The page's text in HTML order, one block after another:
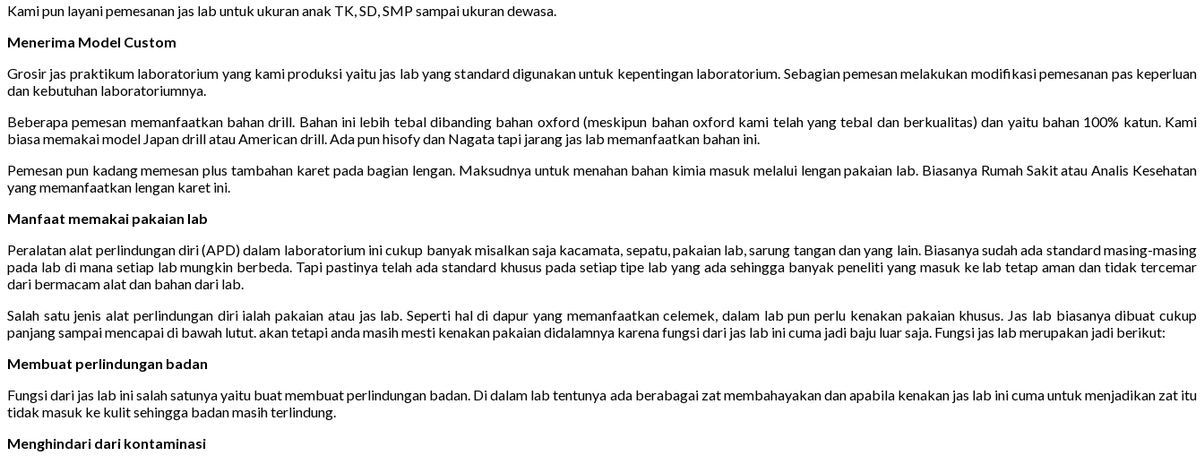
Kami pun layani pemesanan jas lab untuk ukuran anak TK, SD, SMP sampai ukuran dewasa.
Menerima Model Custom
Grosir jas praktikum laboratorium yang kami produksi yaitu jas lab yang standard digunakan untuk kepentingan laboratorium. Sebagian pemesan melakukan modifikasi pemesanan pas keperluan
dan kebutuhan laboratoriumnya.
Beberapa pemesan memanfaatkan bahan drill. Bahan ini lebih tebal dibanding bahan oxford (meskipun bahan oxford kami telah yang tebal dan berkualitas) dan yaitu bahan 100% katun. Kami
biasa memakai model Japan drill atau American drill. Ada pun hisofy dan Nagata tapi jarang jas lab memanfaatkan bahan ini.
Pemesan pun kadang memesan plus tambahan karet pada bagian lengan. Maksudnya untuk menahan bahan kimia masuk melalui lengan pakaian lab. Biasanya Rumah Sakit atau Analis Kesehatan
yang memanfaatkan lengan karet ini.
Manfaat memakai pakaian lab
Peralatan alat perlindungan diri (APD) dalam laboratorium ini cukup banyak misalkan saja kacamata, sepatu, pakaian lab, sarung tangan dan yang lain. Biasanya sudah ada standard masing-masing
pada lab di mana setiap lab mungkin berbeda. Tapi pastinya telah ada standard khusus pada setiap tipe lab yang ada sehingga banyak peneliti yang masuk ke lab tetap aman dan tidak tercemar
dari bermacam alat dan bahan dari lab.
Salah satu jenis alat perlindungan diri ialah pakaian atau jas lab. Seperti hal di dapur yang memanfaatkan celemek, dalam lab pun perlu kenakan pakaian khusus. Jas lab biasanya dibuat cukup
panjang sampai mencapai di bawah lutut. akan tetapi anda masih mesti kenakan pakaian didalamnya karena fungsi dari jas lab ini cuma jadi baju luar saja. Fungsi jas lab merupakan jadi berikut:
Membuat perlindungan badan
Fungsi dari jas lab ini salah satunya yaitu buat membuat perlindungan badan. Di dalam lab tentunya ada berabagai zat membahayakan dan apabila kenakan jas lab ini cuma untuk menjadikan zat itu
tidak masuk ke kulit sehingga badan masih terlindung.
Menghindari dari kontaminasi